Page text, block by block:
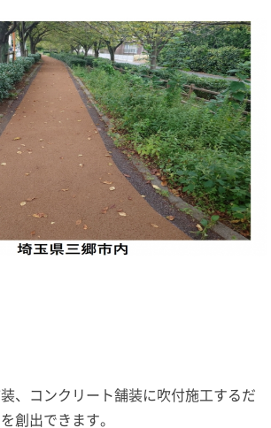
、コンクリート舗装に吹付施工するだ
創出できます。